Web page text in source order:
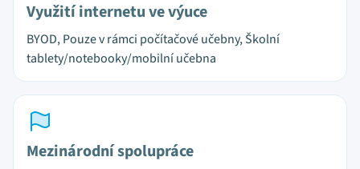
Využití internetu ve výuce
BYOD, Pouze v rámci počítačové učebny, Školní
tablety/notebooky/mobilní učebna
Mezinárodní spolupráce